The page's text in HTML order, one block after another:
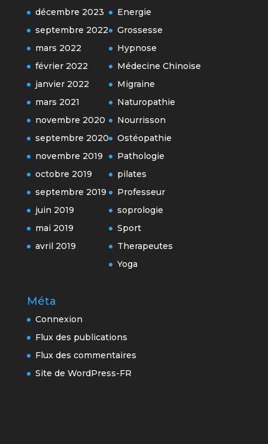
décembre 2023
septembre 2022
mars 2022
février 2022
janvier 2022
mars 2021
novembre 2020
septembre 2020
novembre 2019
octobre 2019
septembre 2019
juin 2019
mai 2019
avril 2019
Energie
Grossesse
Hypnose
Médecine Chinoise
Migraine
Naturopathie
Nourrisson
Ostéopathie
Pathologie
pilates
Professeur
soprologie
Sport
Therapeutes
Yoga
Méta
Connexion
Flux des publications
Flux des commentaires
Site de WordPress-FR